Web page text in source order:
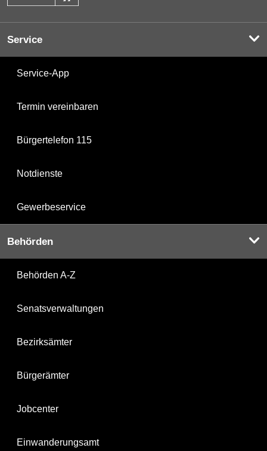
Service
Service-App
Termin vereinbaren
Bürgertelefon 115
Notdienste
Gewerbeservice
Behörden
Behörden A-Z
Senatsverwaltungen
Bezirksämter
Bürgerämter
Jobcenter
Einwanderungsamt